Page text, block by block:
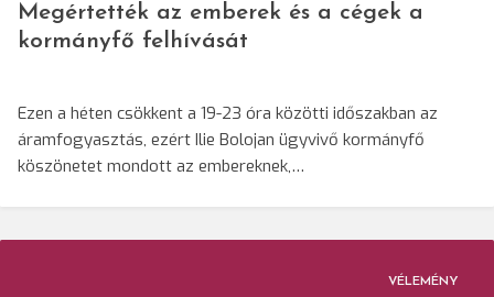
Megértették az emberek és a cégek a
kormányfő felhívását
Ezen a héten csökkent a 19-23 óra közötti időszakban az
áramfogyasztás, ezért Ilie Bolojan ügyvivő kormányfő
köszönetet mondott az embereknek,…
VÉLEMÉNY